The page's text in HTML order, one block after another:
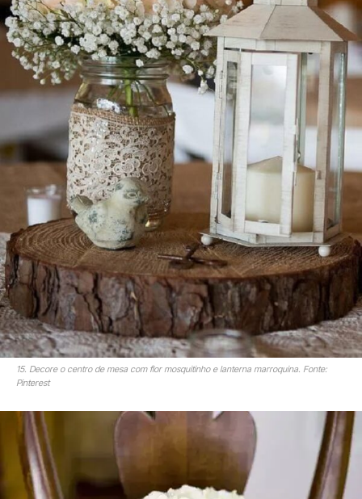
15. Decore o centro de mesa com flor mosquitinho e lanterna marroquina. Fonte:
Pinterest